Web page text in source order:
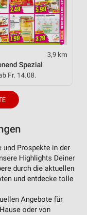
3,9 km
Spezial
Fr. 14.08.
und Prospekte in der
Highlights Deiner
durch die aktuellen
und entdecke tolle
Angebote für
oder von